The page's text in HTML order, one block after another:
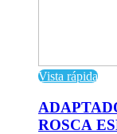
Vista rápida
ROSCA